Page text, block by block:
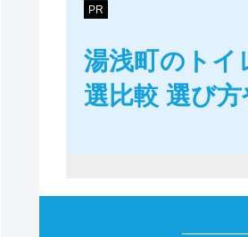
PR
湯浅町のトイ
選比較 選び